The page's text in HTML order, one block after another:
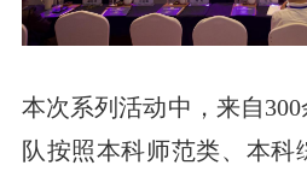
本次系列活动中，来自
队按照本科师范类、本科